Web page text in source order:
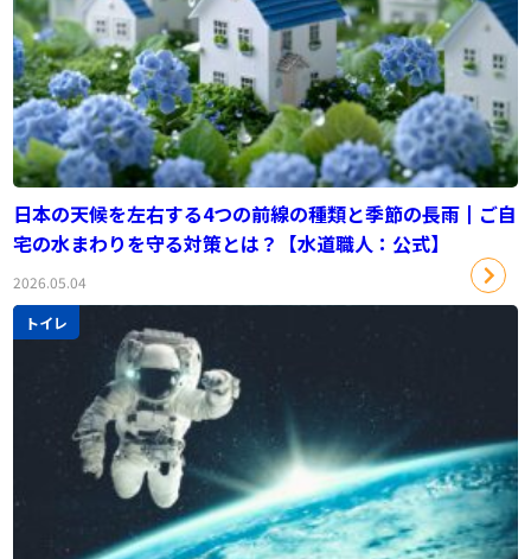
日本の天候を左右する4つの前線の種類と季節の長雨┃ご自
宅の水まわりを守る対策とは？【水道職人：公式】
2026.05.04
トイレ